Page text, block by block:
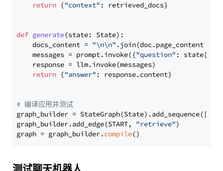
return {"context" : retrieved_docs}
def generate(state: State):
    docs_content =
"\n\n" .join(doc.page_content
    messages = prompt.invoke({
"question" : state[
    response = llm.invoke(messages)
return {"answer" : response.content}
# 编译应用并测试
graph_builder =
graph_builder.add_edge(START, "retrieve")
graph = graph_builder.compile